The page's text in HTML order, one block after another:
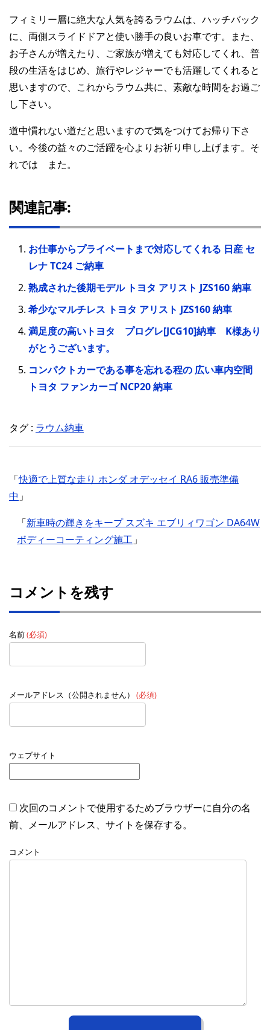
フィミリー層に絶大な人気を誇るラウムは、ハッチバック
に、両側スライドドアと使い勝手の良いお車です。また、
お子さんが増えたり、ご家族が増えても対応してくれ、普
段の生活をはじめ、旅行やレジャーでも活躍してくれると
思いますので、これからラウム共に、素敵な時間をお過ご
し下さい。
道中慣れない道だと思いますので気をつけてお帰り下さ
い。今後の益々のご活躍を心よりお祈り申し上げます。そ
れでは また。
関連記事:
お仕事からプライベートまで対応してくれる 日産 セ
レナ TC24 ご納車
熟成された後期モデル トヨタ アリスト JZS160 納車
希少なマルチレス トヨタ アリスト JZS160 納車
満足度の高いトヨタ プログレ[JCG10]納車 K様あり
がとうございます。
コンパクトカーである事を忘れる程の 広い車内空間
トヨタ ファンカーゴ NCP20 納車
タグ : ラウム納車
「快適で上質な走り ホンダ オデッセイ RA6 販売準備
中 」
「新車時の輝きをキープ スズキ エブリィワゴン DA64W
ボディーコーティング施工 」
コメントを残す
名前(必須)
メールアドレス（公開されません） (必須)
ウェブサイト
次回のコメントで使用するためブラウザーに自分の名
前、メールアドレス、サイトを保存する。
コメント